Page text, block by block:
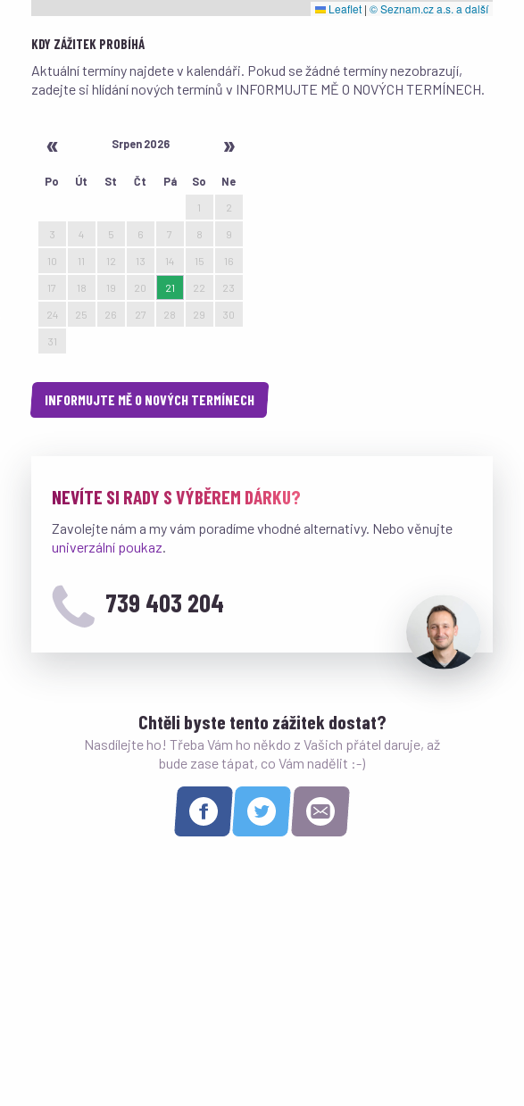
Leaflet | © Seznam.cz a.s. a další
KDY ZÁŽITEK PROBÍHÁ
Aktuální termíny najdete v kalendáři. Pokud se žádné termíny nezobrazují,
zadejte si hlídání nových termínů v INFORMUJTE MĚ O NOVÝCH TERMÍNECH.
Srpen 2026
Po Út St Čt Pá So Ne
1 2
3 4 5 6 7 8 9
10 11 12 13 14 15 16
17 18 19 20 21 22 23
24 25 26 27 28 29 30
31
INFORMUJTE MĚ O NOVÝCH TERMÍNECH
NEVÍTE SI RADY S VÝBĚREM DÁRKU?
Zavolejte nám a my vám poradíme vhodné alternativy. Nebo věnujte
univerzální poukaz.
739 403 204
Chtěli byste tento zážitek dostat?
Nasdílejte ho! Třeba Vám ho někdo z Vašich přátel daruje, až
bude zase tápat, co Vám nadělit :-)